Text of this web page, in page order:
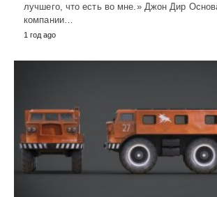
лучшего, что есть во мне.» Джон Дир
компании…
1 год ago